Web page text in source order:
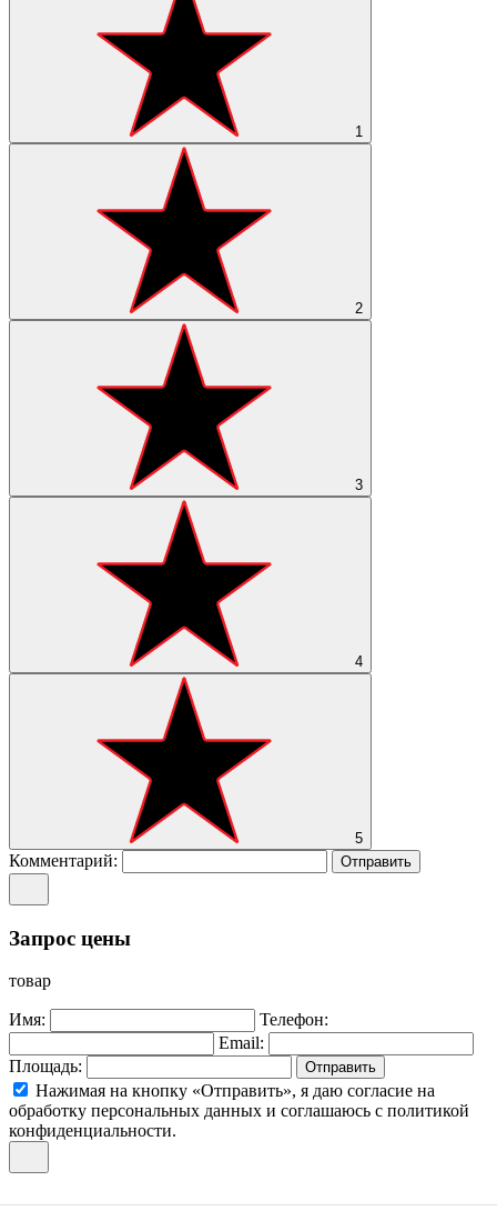
1
2
3
4
5
Комментарий: Отправить
Запрос цены
товар
Имя:
Телефон:
Email:
Площадь:
Отправить
Нажимая на кнопку «Отправить», я даю согласие на
обработку персональных данных и соглашаюсь c политикой
конфиденциальности.